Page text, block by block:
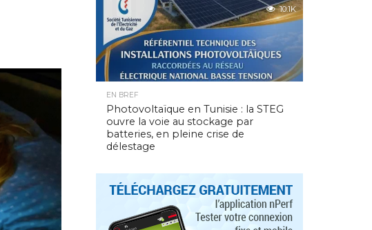
10.1K
EN BREF
Photovoltaïque en Tunisie : la STEG
ouvre la voie au stockage par
batteries, en pleine crise de
délestage